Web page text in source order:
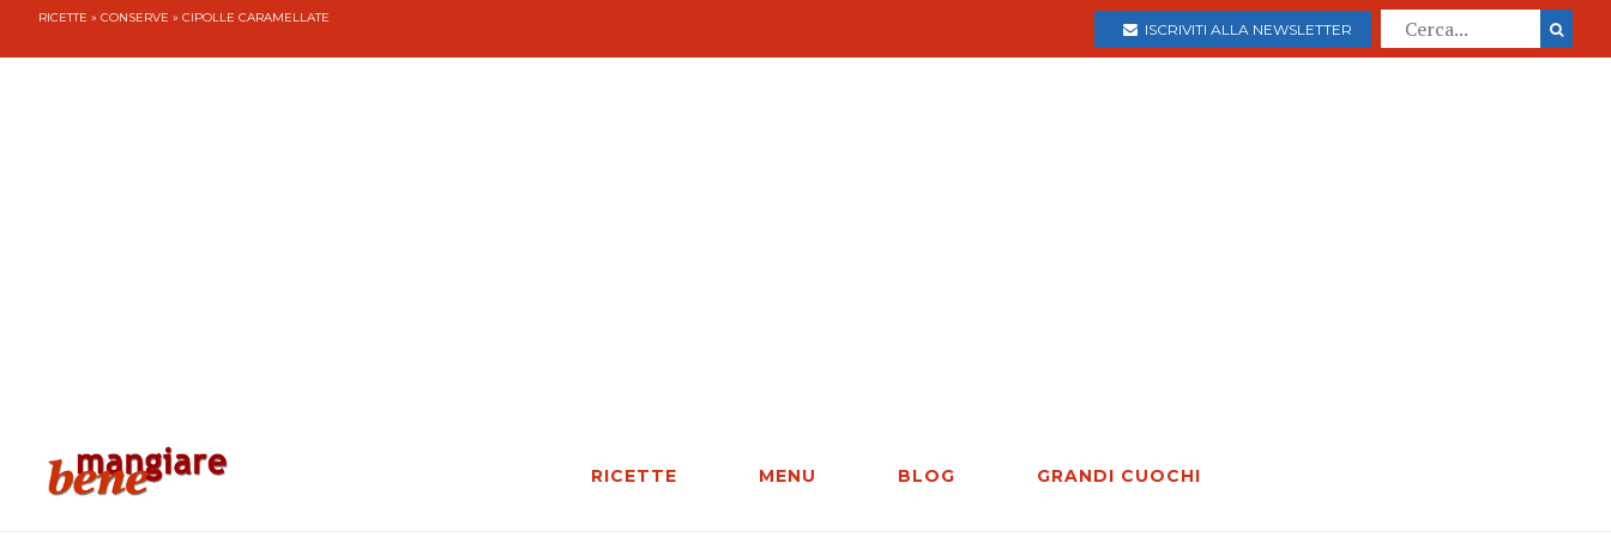
RICETTE » CONSERVE » CIPOLLE CARAMELLATE
ISCRIVITI ALLA NEWSLETTER
RICETTE MENU BLOG GRANDI CUOCHI